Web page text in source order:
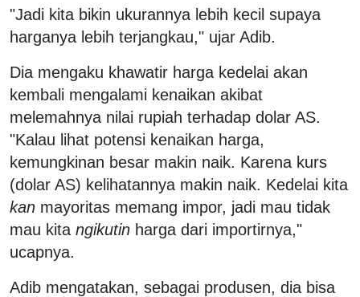
"Jadi kita bikin ukurannya lebih kecil supaya
harganya lebih terjangkau," ujar Adib.
Dia mengaku khawatir harga kedelai akan
kembali mengalami kenaikan akibat
melemahnya nilai rupiah terhadap dolar AS.
"Kalau lihat potensi kenaikan harga,
kemungkinan besar makin naik. Karena kurs
(dolar AS) kelihatannya makin naik. Kedelai kita
kan mayoritas memang impor, jadi mau tidak
mau kita ngikutin harga dari importirnya,"
ucapnya.
Adib mengatakan, sebagai produsen, dia bisa